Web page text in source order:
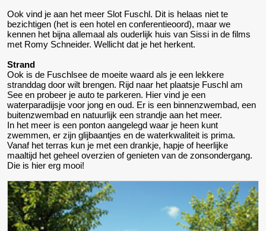
Ook vind je aan het meer Slot Fuschl. Dit is helaas niet te
bezichtigen (het is een hotel en conferentieoord), maar we
kennen het bijna allemaal als ouderlijk huis van Sissi in de films
met Romy Schneider. Wellicht dat je het herkent.
Strand
Ook is de Fuschlsee de moeite waard als je een lekkere
stranddag door wilt brengen. Rijd naar het plaatsje Fuschl am
See en probeer je auto te parkeren. Hier vind je een
waterparadijsje voor jong en oud. Er is een binnenzwembad, een
buitenzwembad en natuurlijk een strandje aan het meer.
In het meer is een ponton aangelegd waar je heen kunt
zwemmen, er zijn glijbaantjes en de waterkwaliteit is prima.
Vanaf het terras kun je met een drankje, hapje of heerlijke
maaltijd het geheel overzien of genieten van de zonsondergang.
Die is hier erg mooi!